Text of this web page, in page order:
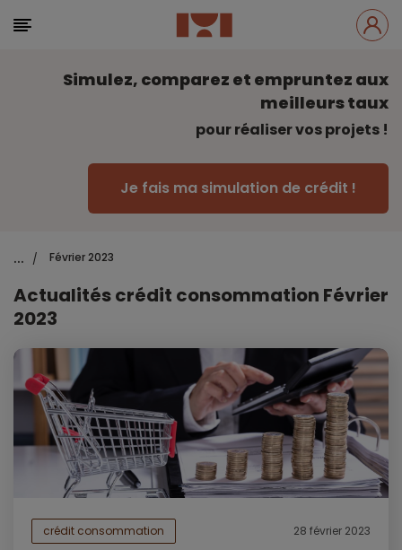
Simulez, comparez et empruntez aux
meilleurs taux
pour réaliser vos projets !
Je fais ma simulation de crédit !
... / Février 2023
Actualités crédit consommation Février
2023
crédit consommation 28 février 2023